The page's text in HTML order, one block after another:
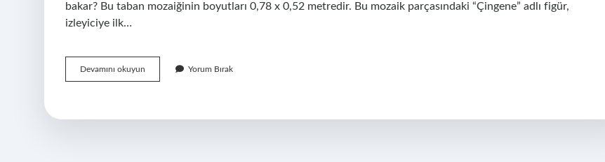
bakar? Bu taban mozaiğinin boyutları 0,78 x 0,52 metredir. Bu mozaik parçasındaki “Çingene” adlı figür,
izleyiciye ilk…
Devamını okuyun
Kızın
Yorum Bırak